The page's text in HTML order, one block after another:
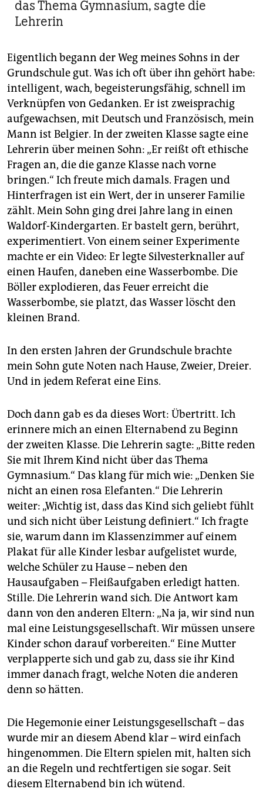
das Thema Gymnasium, sagte die
Lehrerin
Eigentlich begann der Weg meines Sohns in der
Grundschule gut. Was ich oft über ihn gehört habe:
intelligent, wach, begeisterungsfähig, schnell im
Verknüpfen von Gedanken. Er ist zweisprachig
aufgewachsen, mit Deutsch und Französisch, mein
Mann ist Belgier. In der zweiten Klasse sagte eine
Lehrerin über meinen Sohn: „Er reißt oft ethische
Fragen an, die die ganze Klasse nach vorne
bringen.“ Ich freute mich damals. Fragen und
Hinterfragen ist ein Wert, der in unserer Familie
zählt. Mein Sohn ging drei Jahre lang in einen
Waldorf-Kindergarten. Er bastelt gern, berührt,
experimentiert. Von einem seiner Experimente
machte er ein Video: Er legte Silvesterknaller auf
einen Haufen, daneben eine Wasserbombe. Die
Böller explodieren, das Feuer erreicht die
Wasserbombe, sie platzt, das Wasser löscht den
kleinen Brand.
In den ersten Jahren der Grundschule brachte
mein Sohn gute Noten nach Hause, Zweier, Dreier.
Und in jedem Referat eine Eins.
Doch dann gab es da dieses Wort: Übertritt. Ich
erinnere mich an einen Elternabend zu Beginn
der zweiten Klasse. Die Lehrerin sagte: „Bitte reden
Sie mit Ihrem Kind nicht über das Thema
Gymnasium.“ Das klang für mich wie: „Denken Sie
nicht an einen rosa Elefanten.“ Die Lehrerin
weiter: „Wichtig ist, dass das Kind sich geliebt fühlt
und sich nicht über Leistung definiert.“ Ich fragte
sie, warum dann im Klassenzimmer auf einem
Plakat für alle Kinder lesbar aufgelistet wurde,
welche Schüler zu Hause – neben den
Hausaufgaben – Fleißaufgaben erledigt hatten.
Stille. Die Lehrerin wand sich. Die Antwort kam
dann von den anderen Eltern: „Na ja, wir sind nun
mal eine Leistungsgesellschaft. Wir müssen unsere
Kinder schon darauf vorbereiten.“ Eine Mutter
verplapperte sich und gab zu, dass sie ihr Kind
immer danach fragt, welche Noten die anderen
denn so hätten.
Die Hegemonie einer Leistungsgesellschaft – das
wurde mir an diesem Abend klar – wird einfach
hingenommen. Die Eltern spielen mit, halten sich
an die Regeln und rechtfertigen sie sogar. Seit
diesem Elternabend bin ich wütend.